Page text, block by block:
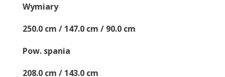
Wymiary
250.0 cm / 147.0 cm / 90.0 cm
Pow. spania
208.0 cm / 143.0 cm